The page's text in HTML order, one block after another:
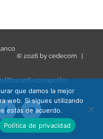
© 2026 by cedecom
anti-corrupción
FacebookYouTube
que damos la mejor
web. Si sigues utilizando
estás de acuerdo.
Política de privacidad